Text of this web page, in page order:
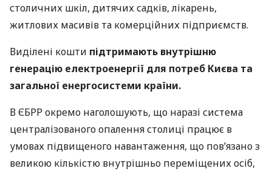
столичних шкіл, дитячих садків, лікарень,
житлових масивів та комерційних підприємств.
Виділені кошти підтримають внутрішню
генерацію електроенергії для потреб Києва та
загальної енергосистеми країни.
В ЄБРР окремо наголошують, що наразі система
централізованого опалення столиці працює в
умовах підвищеного навантаження, що пов’язано з
великою кількістю внутрішньо переміщених осіб,